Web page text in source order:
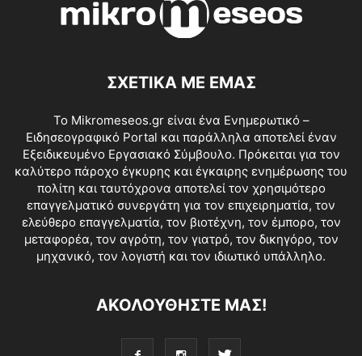
ΣΧΕΤΙΚΑ ΜΕ ΕΜΑΣ
Το Mikromeseos.gr είναι ένα Ενημερωτικό –
Ειδησεογραφικό Portal και παράλληλα αποτελεί έναν
Εξειδικευμένο Εργασιακό Σύμβουλο. Πρόκειται για τον
καλύτερο πάροχο έγκυρης και έγκαιρης ενημέρωσης του
πολίτη και ταυτόχρονα αποτελεί τον χρησιμότερο
επαγγελματικό συνεργάτη για τον επιχειρηματία, τον
ελεύθερο επαγγελματία, τον βιοτέχνη, τον έμπορο, τον
μεταφορέα, τον αγρότη, τον γιατρό, τον δικηγόρο, τον
μηχανικό, τον λογιστή και τον ιδιωτικό υπάλληλο.
ΑΚΟΛΟΥΘΗΣΤΕ ΜΑΣ!